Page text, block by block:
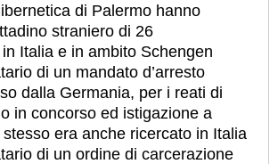
di Palermo hanno
straniero di 26
Italia e in ambito Schengen
di un mandato d’arresto
dalla Germania, per i reati di
in concorso ed istigazione a
era anche ricercato in Italia
di un ordine di carcerazione